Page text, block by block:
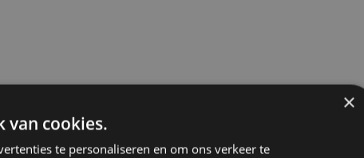
×
van cookies.
te personaliseren en om ons verkeer te